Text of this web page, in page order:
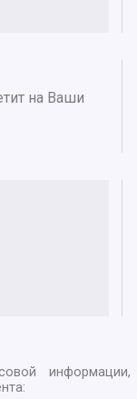
на Ваши
информации,